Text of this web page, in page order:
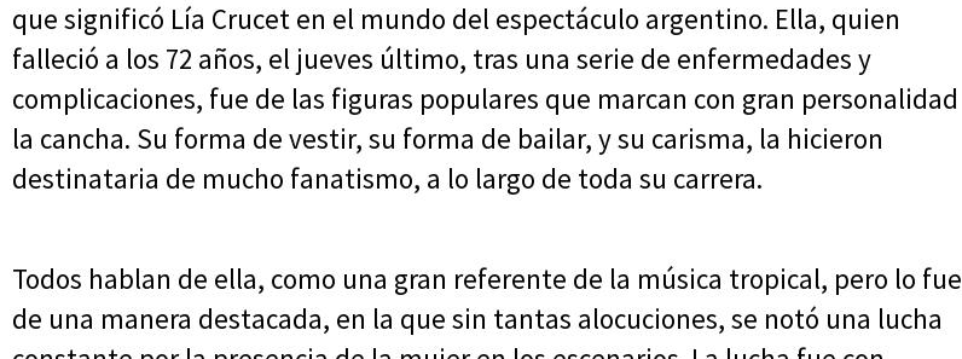
que significó Lía Crucet en el mundo del espectáculo argentino. Ella, quien
falleció a los 72 años, el jueves último, tras una serie de enfermedades y
complicaciones, fue de las figuras populares que marcan con gran personalidad
la cancha. Su forma de vestir, su forma de bailar, y su carisma, la hicieron
destinataria de mucho fanatismo, a lo largo de toda su carrera.
Todos hablan de ella, como una gran referente de la música tropical, pero lo fue
de una manera destacada, en la que sin tantas alocuciones, se notó una lucha